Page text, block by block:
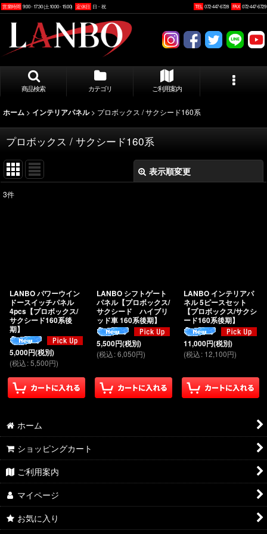
営業時間 9:00 - 17:30 (土10:00 - 15:00) 定休日 日・祝 TEL 072-447-6728 FAX 072-447-6729
商品検索 カテゴリ ご利用案内
ホーム > インテリアパネル > プロボックス / サクシード160系
プロボックス / サクシード160系
表示順変更
3件
LANBO パワーウイン
ドースイッチパネル
4pcs【プロボックス/
サクシード160系後
期】
5,000円(税別)
(税込:5,500円)
LANBO シフトゲート
パネル【プロボックス/
サクシード ハイブリ
ッド車 160系後期】
5,500円(税別)
(税込:6,050円)
LANBO インテリアパ
ネル 5ピースセット
【プロボックス/サクシ
ード160系後期】
11,000円(税別)
(税込: 12,100円)
ホーム
ショッピングカート
ご利用案内
マイページ
お気に入り